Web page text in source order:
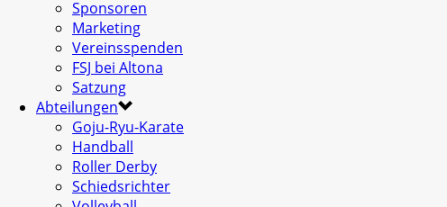
Sponsoren
Marketing
Vereinsspenden
FSJ bei Altona
Satzung
Abteilungen
Goju-Ryu-Karate
Handball
Roller Derby
Schiedsrichter